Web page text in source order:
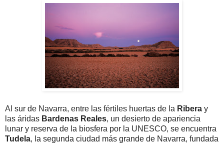
Al sur de Navarra, entre las fértiles huertas de la Ribera y
las áridas Bardenas Reales, un desierto de apariencia
lunar y reserva de la biosfera por la UNESCO, se encuentra
Tudela, la segunda ciudad más grande de Navarra, fundada